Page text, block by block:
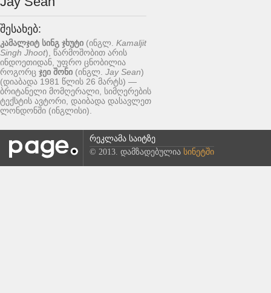
შესახებ:
კამალჯიტ სინგ ჯხუტი (ინგლ. Kamaljit
Singh Jhoot), წარმოშობით არის
ინდოეთიდან, უფრო ცნობილია
როგორც ჯეი შონი (ინგლ. Jay Sean)
(დიაბადა 1981 წლის 26 მარტს) —
ბრიტანელი მომღერალი, სიმღერების
ტექსტის ავტორი, დაიბადა დასავლეთ
ლონდონში (ინგლისი).
რეკლამა საიტზე
© 2013. დამზადებულია სინეტში